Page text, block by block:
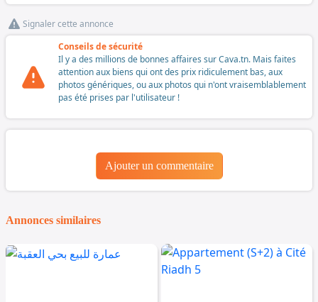
Signaler cette annonce
Conseils de sécurité
Il y a des millions de bonnes affaires sur Cava.tn. Mais faites
attention aux biens qui ont des prix ridiculement bas, aux
photos génériques, ou aux photos qui n'ont vraisemblablement
pas été prises par l'utilisateur !
Ajouter un commentaire
Annonces similaires